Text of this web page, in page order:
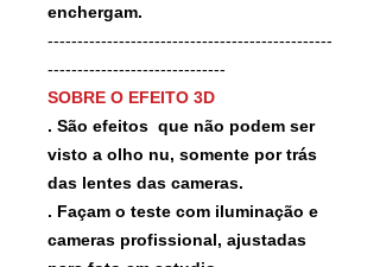
enchergam.
------------------------------------------------
------------------------------
SOBRE O EFEITO 3D
. São efeitos que não podem ser
visto a olho nu, somente por trás
das lentes das cameras.
. Façam o teste com iluminação e
cameras profissional, ajustadas